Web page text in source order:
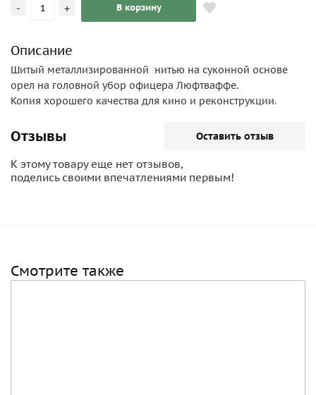
- + В корзину
Описание
Шитый металлизированной нитью на суконной основе
орел на головной убор офицера Люфтваффе.
Копия хорошего качества для кино и реконструкции.
Отзывы Оставить отзыв
К этому товару еще нет отзывов,
поделись своими впечатлениями первым!
Смотрите также